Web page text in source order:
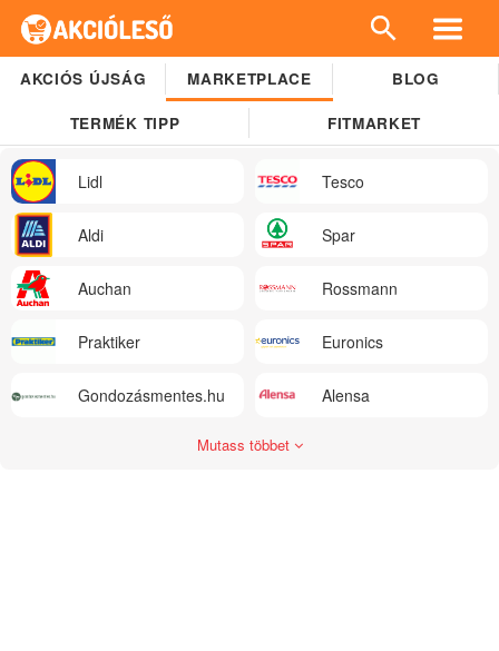
AKCIÓS ÚJSÁG MARKETPLACE BLOG
TERMÉK TIPP FITMARKET
Lidl Tesco
Aldi Spar
Auchan Rossmann
Praktiker Euronics
Gondozásmentes.hu Alensa
Mutass többet